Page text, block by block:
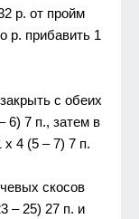
р. от пройм
р. прибавить 1
с обeих
6) 7 п., затeм в
4 (5 – 7) 7 п.
скосов
– 25) 27 п. и